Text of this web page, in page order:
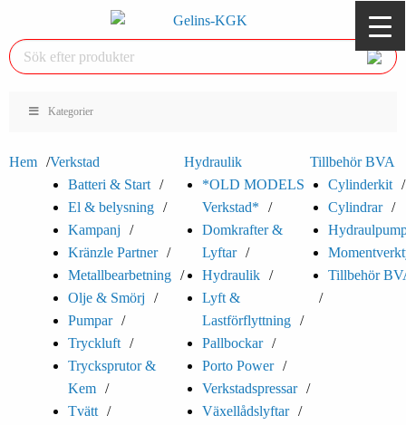
Kategorier
Hem
Verkstad
Batteri & Start
El & belysning
Kampanj
Kränzle Partner
Metallbearbetning
Olje & Smörj
Pumpar
Tryckluft
Trycksprutor &
Kem
Tvätt
Hydraulik
*OLD MODELS
Verkstad*
Domkrafter &
Lyftar
Hydraulik
Lyft &
Lastförflyttning
Pallbockar
Porto Power
Verkstadspressar
Växellådslyftar
Tillbehör BVA
Cylinderkit
Cylindrar
Tillbehör